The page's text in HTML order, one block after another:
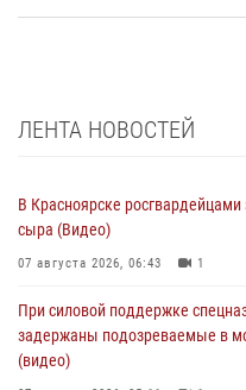
ЛЕНТА НОВОСТЕЙ
В Красноярске
сыра (Видео)
07 августа 2026, 06:43 1
При силовой поддержке
задержаны подозреваемые в
(видео)